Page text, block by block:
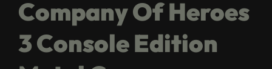
Company Of Heroes
3 Console Edition